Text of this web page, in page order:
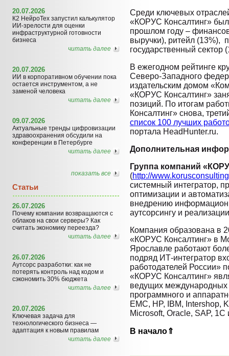
20.07.2026
К2 НейроТех запустил калькулятор
ИИ-зрелости для оценки
инфраструктурной готовности
бизнеса
читать далее
20.07.2026
ИИ в корпоративном обучении пока
остается инструментом, а не
заменой человека
читать далее
09.07.2026
Актуальные тренды цифровизации
здравоохранения обсудили на
конференции в Петербурге
читать далее
показать все
Статьи
26.07.2026
Почему компании возвращаются с
облаков на свои серверы? Как
считать экономику переезда?
читать далее
26.07.2026
Аутсорс разработки: как не
потерять контроль над кодом и
сэкономить 30% бюджета
читать далее
20.07.2026
Ключевая задача для
технологического бизнеса —
адаптация к новым правилам
читать далее
Среди ключевых
«КОРУС Консалтинг»
прошлом году –
выручки), ритейл (13%),
государственный сектор
В ежегодном рейтинге
Северо-Западного
издательским домом
«КОРУС Консалтинг»
позиций. По итогам
Консалтинг» снова,
список 100 лучших
портала HeadHunter.ru.
Дополнительная
Группа компаний
(http://
системный интегратор,
оптимизации и
внедрению
аутсорсингу и
Компания образована в
«КОРУС Консалтинг» в
Ярославле работают
подряд ИТ-интегратор
работодателей России»
«КОРУС Консалтинг»
ведущих международных
программного и
EMC, HP, IBM, Intershop,
Microsoft, Oracle, SAP, 1C
В начало⇑